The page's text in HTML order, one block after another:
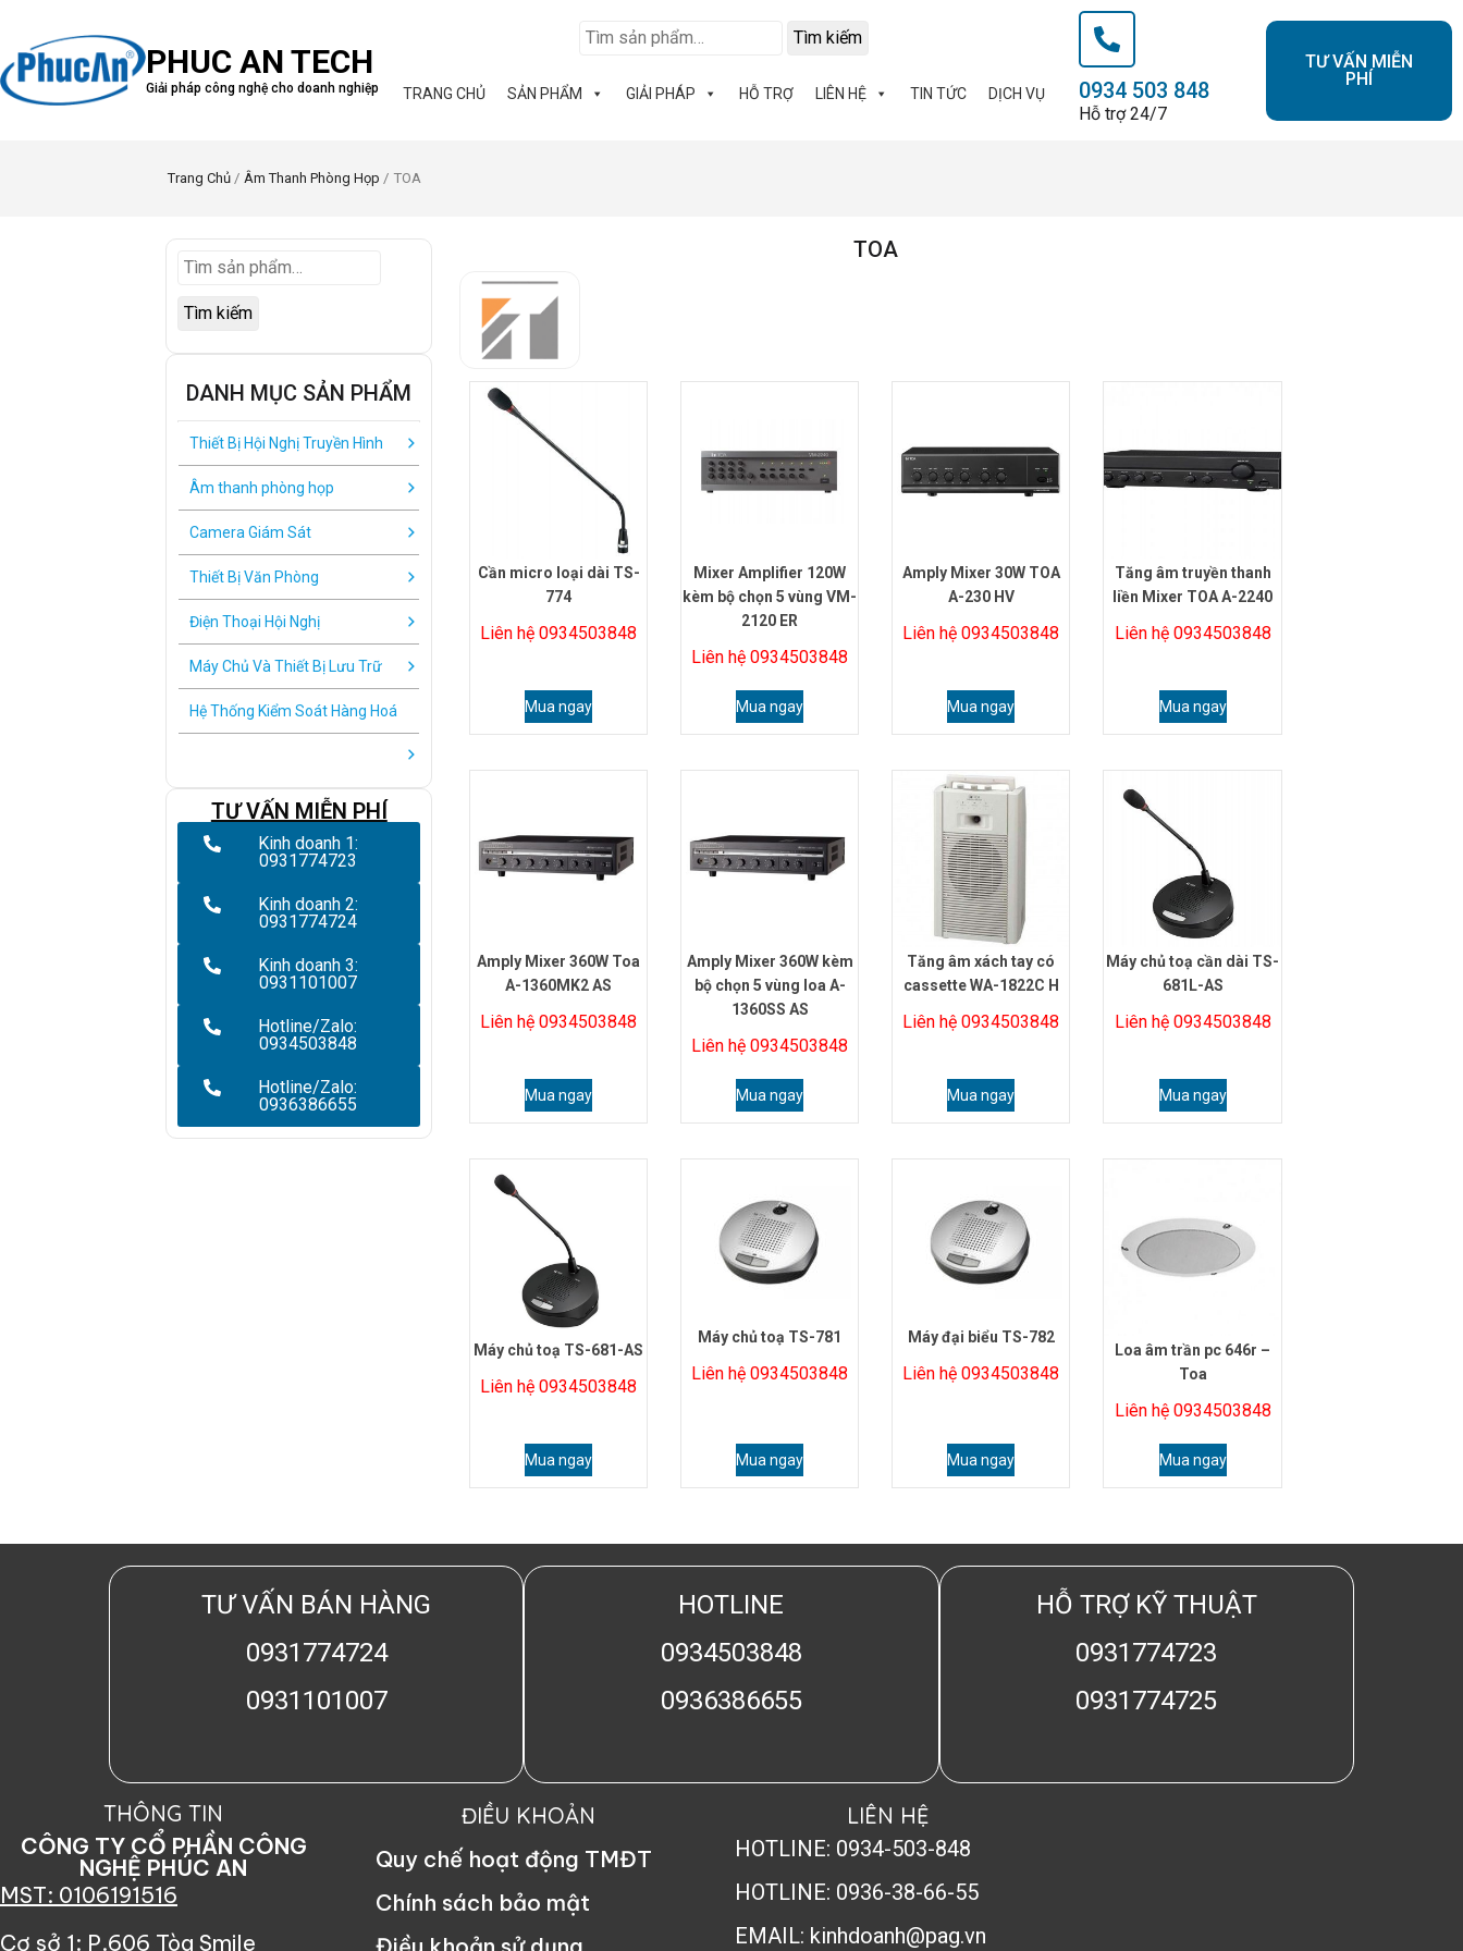
PHUC AN TECH
Giải pháp công nghệ cho doanh nghiệp
Tìm kiếm
TRANG CHỦ SẢN PHẨM GIẢI PHÁP HỖ TRỢ LIÊN HỆ TIN TỨC DỊCH VỤ 0934 503 848
Hỗ trợ 24/7
TƯ VẤN MIỄN
PHÍ
Trang Chủ /Âm Thanh Phòng Họp / TOA
Tìm kiếm
DANH MỤC SẢN PHẨM
Thiết Bị Hội Nghị Truyền Hình
Âm thanh phòng họp
Camera Giám Sát
Thiết Bị Văn Phòng
Điện Thoại Hội Nghị
Máy Chủ Và Thiết Bị Lưu Trữ
Hệ Thống Kiểm Soát Hàng Hoá
TƯ VẤN MIỄN PHÍ
Kinh doanh 1:
0931774723
Kinh doanh 2:
0931774724
Kinh doanh 3:
0931101007
Hotline/Zalo:
0934503848
Hotline/Zalo:
0936386655
TOA
Cần micro loại dài TS-
774
Liên hệ 0934503848
Mua ngay
Mixer Amplifier 120W
kèm bộ chọn 5 vùng VM-
2120 ER
Liên hệ 0934503848
Mua ngay
Amply Mixer 30W TOA
A-230 HV
Liên hệ 0934503848
Mua ngay
Tăng âm truyền thanh
liền Mixer TOA A-2240
Liên hệ 0934503848
Mua ngay
Amply Mixer 360W Toa
A-1360MK2 AS
Liên hệ 0934503848
Mua ngay
Amply Mixer 360W kèm
bộ chọn 5 vùng loa A-
1360SS AS
Liên hệ 0934503848
Mua ngay
Tăng âm xách tay có
cassette WA-1822C H
Liên hệ 0934503848
Mua ngay
Máy chủ toạ cần dài TS-
681L-AS
Liên hệ 0934503848
Mua ngay
Máy chủ toạ TS-681-AS
Liên hệ 0934503848
Mua ngay
Máy chủ toạ TS-781
Liên hệ 0934503848
Mua ngay
Máy đại biểu TS-782
Liên hệ 0934503848
Mua ngay
Loa âm trần pc 646r –
Toa
Liên hệ 0934503848
Mua ngay
TƯ VẤN BÁN HÀNG
0931774724
0931101007
HOTLINE
0934503848
0936386655
HỖ TRỢ KỸ THUẬT
0931774723
0931774725
THÔNG TIN
CÔNG TY CỔ PHẦN CÔNG
NGHỆ PHÚC AN
MST: 0106191516
Cơ sở 1: P.606 Tòa Smile
ĐIỀU KHOẢN
Quy chế hoạt động TMĐT
Chính sách bảo mật
LIÊN HỆ
HOTLINE: 0934-503-848
HOTLINE: 0936-38-66-55
EMAIL: kinhdoanh@pag.vn